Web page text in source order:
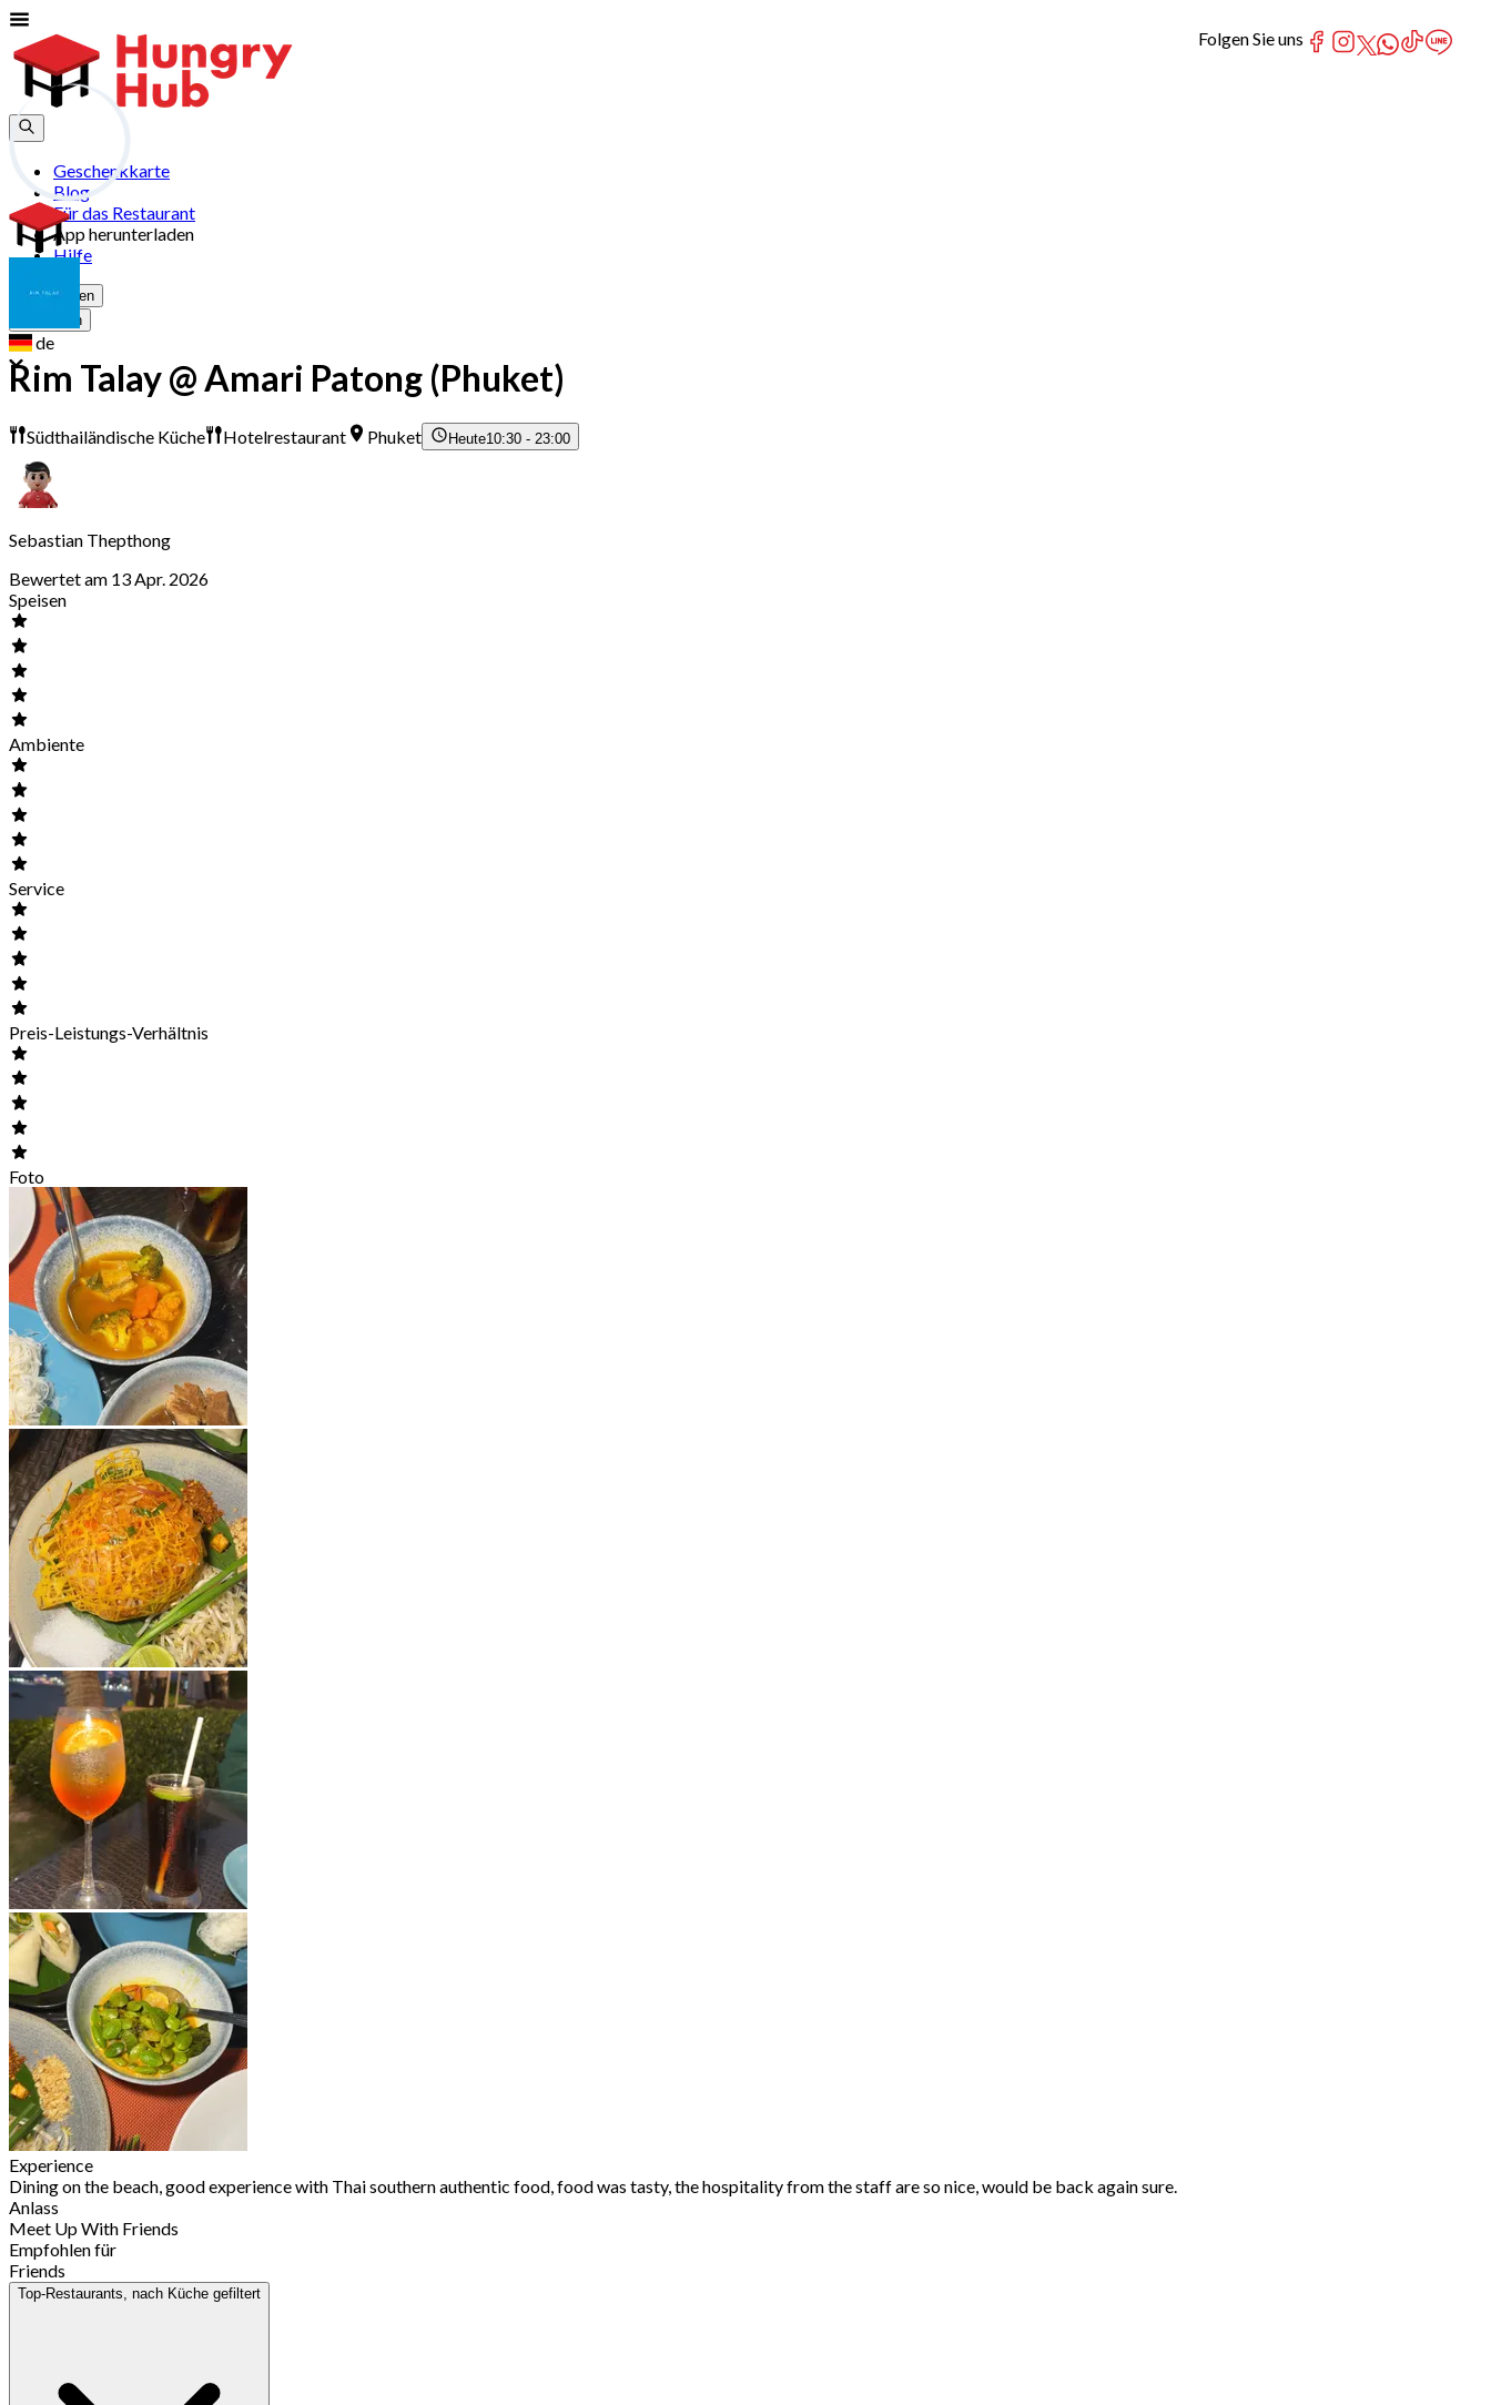
Geschenkkarte
Blog
Für das Restaurant
App herunterladen
Hilfe
Registrieren
Anmelden
de
Rim Talay @ Amari Patong (Phuket)
Südthailändische Küche Hotelrestaurant Phuket Heute10:30 - 23:00
Sebastian Thepthong
Bewertet am 13 Apr. 2026
Speisen
Ambiente
Service
Preis-Leistungs-Verhältnis
Foto
Experience
Dining on the beach, good experience with Thai southern authentic food, food was tasty, the hospitality from the staff are so nice, would be back again sure.
Anlass
Meet Up With Friends
Empfohlen für
Friends
Top-Restaurants, nach Küche gefiltert
Folgen Sie uns